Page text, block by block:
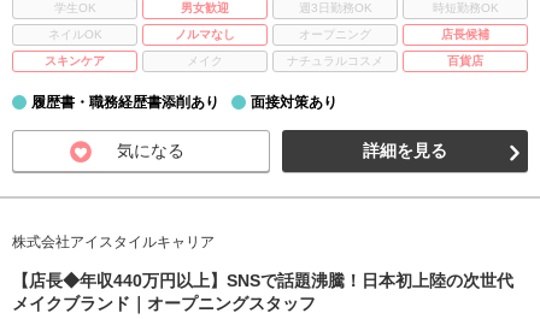
学生OK
男女歓迎 週3日勤務OK
時短勤務OK
ネイルOK
ノルマなし オープニング
店長候補
スキンケア
メイク ナチュラルコスメ 百貨店
履歴書・職務経歴書添削あり 面接対策あり
気になる 詳細を見る
株式会社アイスタイルキャリア
【店長◆年収440万円以上】SNSで話題沸騰！日本初上陸の次世代
メイクブランド｜オープニングスタッフ